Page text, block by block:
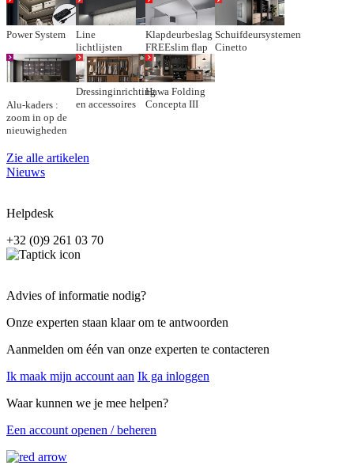
Power System
Line
lichtlijsten
Klapdeurbeslag
FREEslim flap
Schuifdeursystemen
Cinetto
Alu-kaders :
zoom in op de
nieuwigheden
Dressinginrichting
en accessoires
Hawa Folding
Concepta III
Zie alle artikelen
Nieuws
Helpdesk
+32 (0)9 261 03 70
Advies of informatie nodig?
Onze experten staan klaar om te antwoorden
Aanmelden om één van onze experten te contacteren
Ik maak mijn account aan Ik ga inloggen
Waar kunnen we je mee helpen?
Een account openen / beheren